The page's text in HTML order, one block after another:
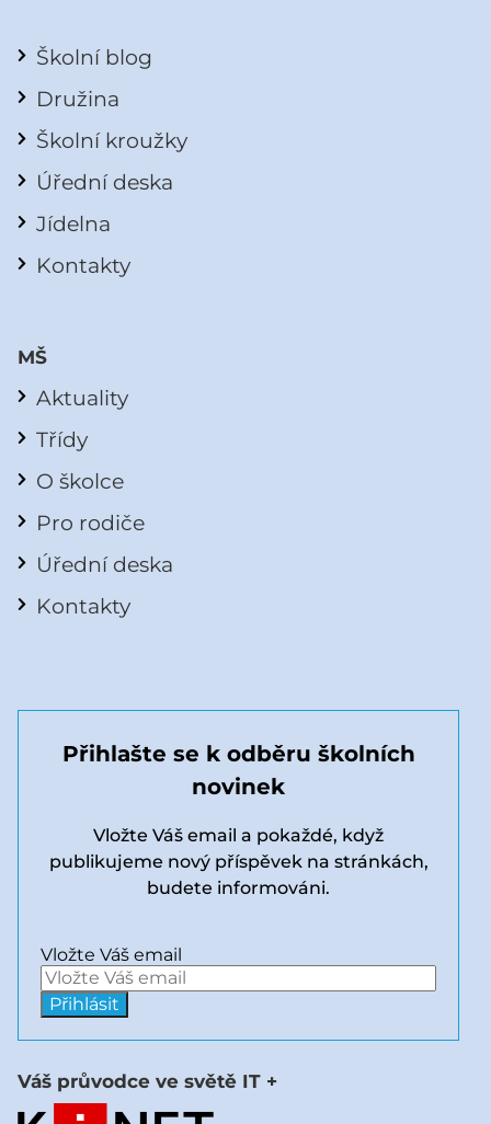
Školní blog
Družina
Školní kroužky
Úřední deska
Jídelna
Kontakty
MŠ
Aktuality
Třídy
O školce
Pro rodiče
Úřední deska
Kontakty
Přihlašte se k odběru školních
novinek
Vložte Váš email a pokaždé, když
publikujeme nový příspěvek na stránkách,
budete informováni.
Vložte Váš email
Váš průvodce ve světě IT +